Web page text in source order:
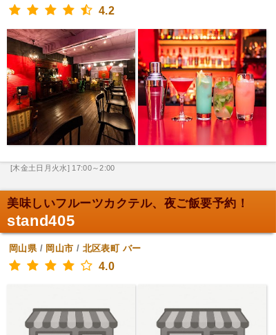
4.2
[木金土日月火水] 17:00～2:00
美味しいフルーツカクテル、夜ご飯要予約！
stand405
岡山県/ 岡山市 / 北区表町 バー
4.0